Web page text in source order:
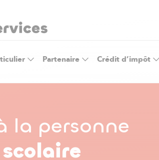
Partenaire Crédit d’impôt
la personne